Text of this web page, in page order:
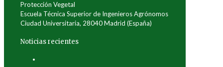
Protección Vegetal
Escuela Técnica Superior de Ingenieros Agrónomos
Ciudad Universitaria, 28040 Madrid (España)
Noticias recientes